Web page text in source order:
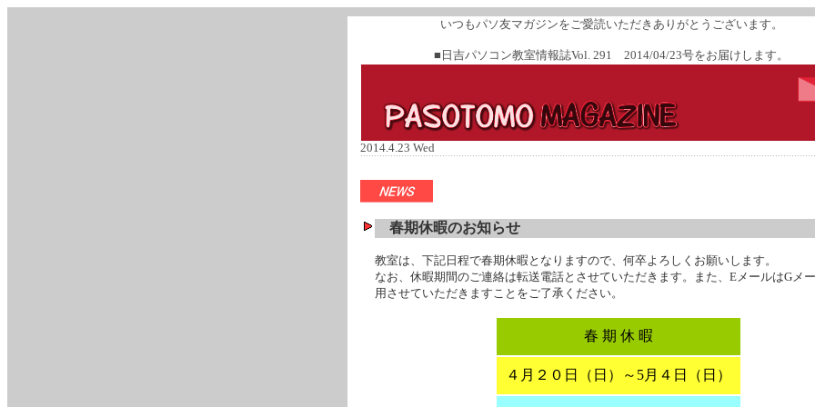
いつもパソ友マガジンをご愛読いただきありがとうございます。
■日吉パソコン教室情報誌Vol. 291 2014/04/23号をお届けします。
2014.4.23 Wed
春期休暇のお知らせ
教室は、下記日程で春期休暇となりますので、何卒よろしくお願いします。
なお、休暇期間のご連絡は転送電話とさせていただきます。また、EメールはGメ
用させていただきますことをご了承ください。
春 期 休 暇
４月２０日（日）～5月４日（日）